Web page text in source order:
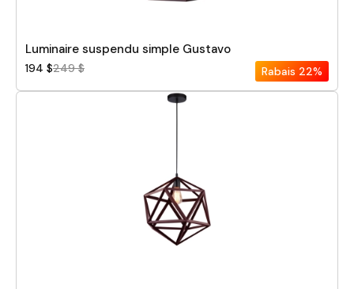
Luminaire suspendu simple Gustavo
194 $249 $ Rabais 22%